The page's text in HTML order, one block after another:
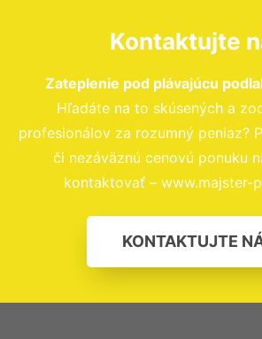
Kontaktujte
Zateplenie pod plávajúcu
Hľadáte na to skúsených a
profesionálov za rozumný peniaz?
či nezáväznú cenovú ponuku
kontaktovať – www.majster-
KONTAKTUJTE